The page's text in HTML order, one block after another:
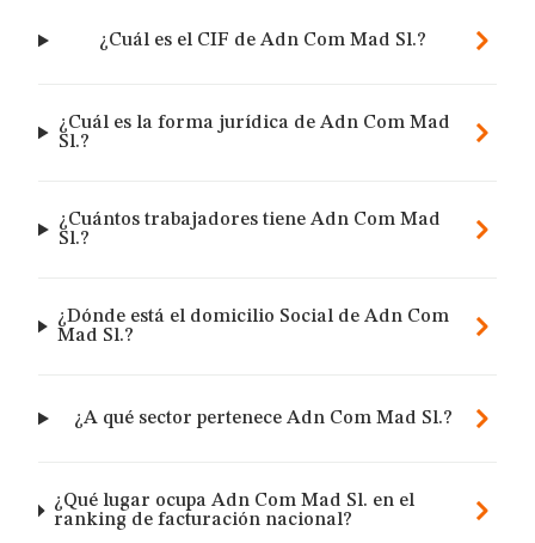
¿Cuál es el CIF de Adn Com Mad Sl.?
¿Cuál es la forma jurídica de Adn Com Mad
Sl.?
¿Cuántos trabajadores tiene Adn Com Mad
Sl.?
¿Dónde está el domicilio Social de Adn Com
Mad Sl.?
¿A qué sector pertenece Adn Com Mad Sl.?
¿Qué lugar ocupa Adn Com Mad Sl. en el
ranking de facturación nacional?